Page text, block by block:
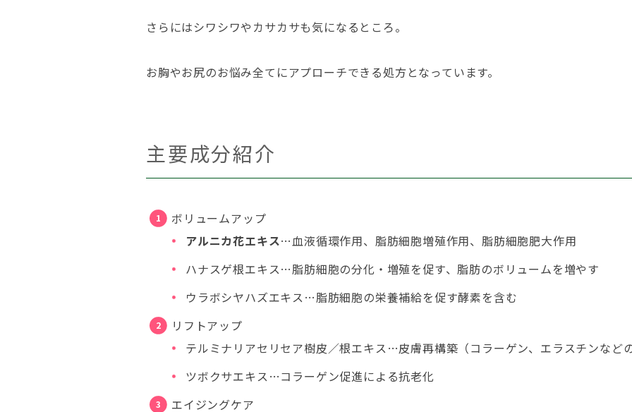
さらにはシワシワやカサカサも気になるところ。
お胸やお尻のお悩み全てにアプローチできる処方となっています。
主要成分紹介
ボリュームアップ
アルニカ花エキス…血液循環作用、脂肪細胞増殖作用、脂肪細胞肥大作用
ハナスゲ根エキス…脂肪細胞の分化・増殖を促す、脂肪のボリュームを増やす
ウラボシヤハズエキス…脂肪細胞の栄養補給を促す酵素を含む
リフトアップ
テルミナリアセリセア樹皮／根エキス…皮膚再構築（コラーゲン、エラスチンなどの
ツボクサエキス…コラーゲン促進による抗老化
エイジングケア